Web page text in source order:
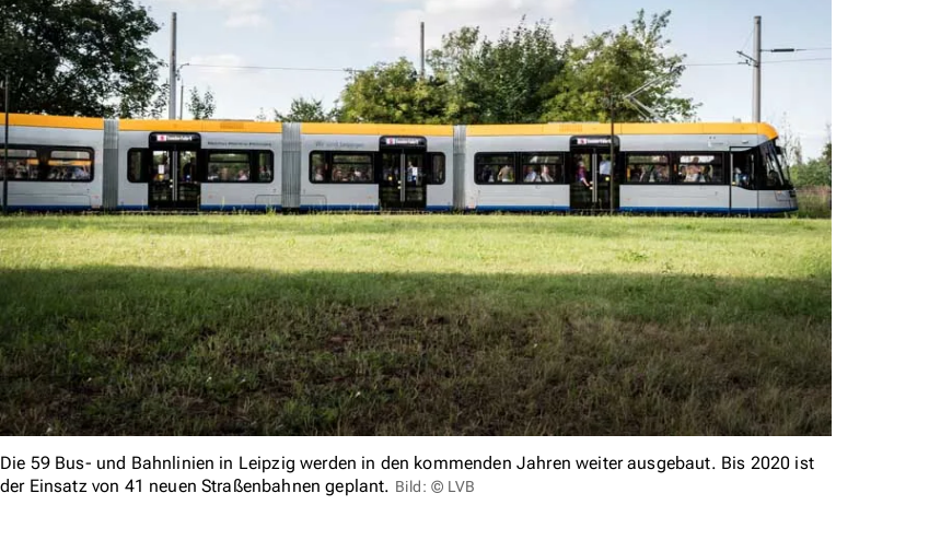
Die 59 Bus- und Bahnlinien in Leipzig werden in den kommenden Jahren weiter ausgebaut. Bis 2020 ist
der Einsatz von 41 neuen Straßenbahnen geplant. Bild: © LVB